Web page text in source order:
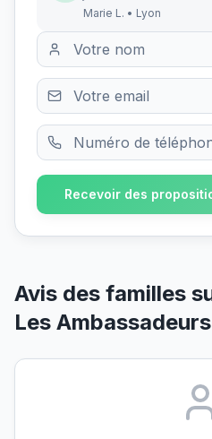
Marie L. • Lyon
Recevoir des
Avis des familles
Les